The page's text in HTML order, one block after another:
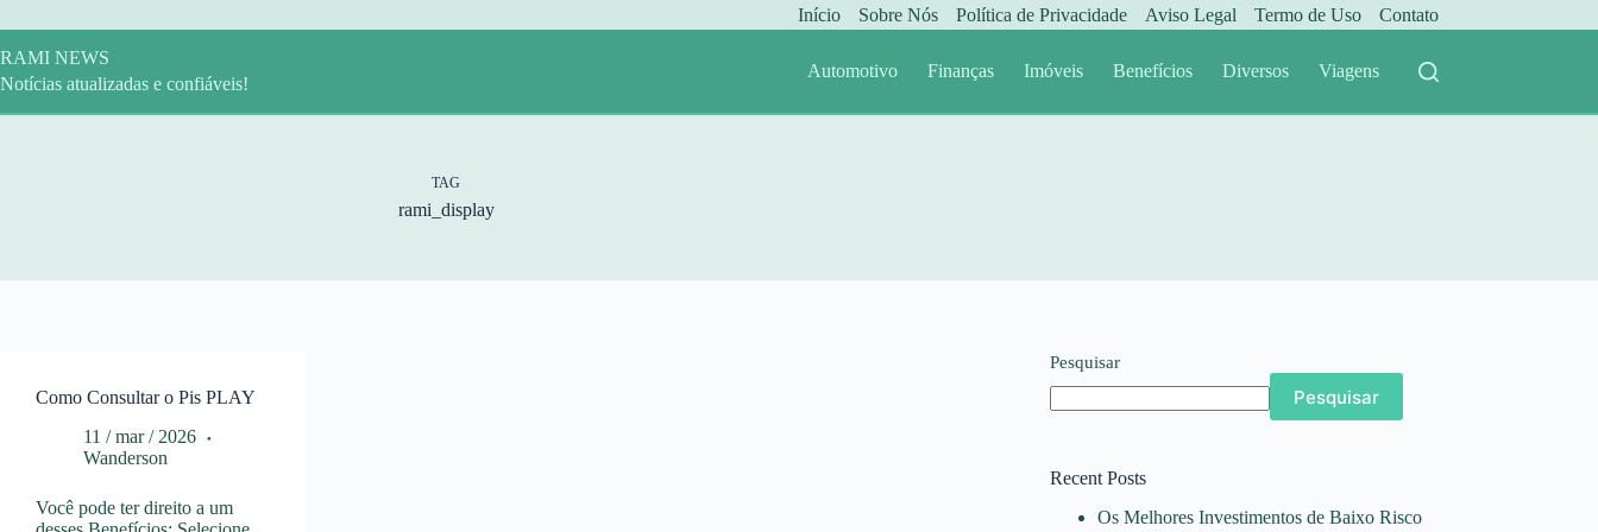
para
o
conteúdo
Início Sobre Nós Política de Privacidade Aviso Legal Termo de Uso Contato
RAMI NEWS
Notícias atualizadas e confiáveis!
Automotivo Finanças Imóveis Benefícios Diversos Viagens
TAG
rami_display
Como Consultar o Pis PLAY
11 / mar / 2026
Wanderson
Você pode ter direito a um
Pesquisar
Pesquisar
Recent Posts
Os Melhores Investimentos de Baixo Risco